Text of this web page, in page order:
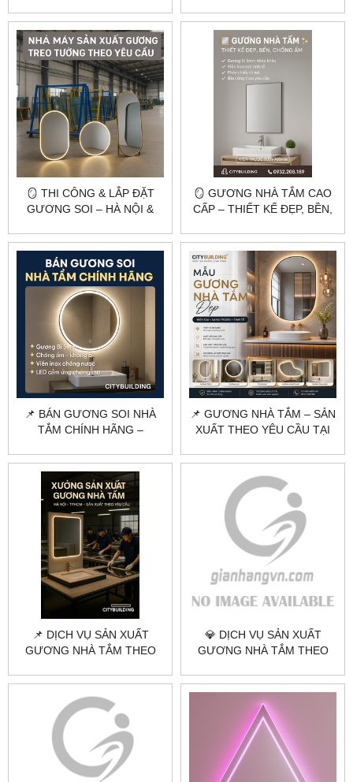
PVD | CITYBUILDING HÀ
NỘI & TP.HCM
CITYBUILDING
🪞 THI CÔNG & LẮP ĐẶT
GƯƠNG SOI – HÀ NỘI &
🪞 GƯƠNG NHÀ TẮM CAO
CẤP – THIẾT KẾ ĐẸP, BỀN,
🛁
📌 BÁN GƯƠNG SOI NHÀ
TẮM CHÍNH HÃNG –
ẨM, GÓC CẠNH CHUẨN
ĐẸP
📌 GƯƠNG NHÀ TẮM – SẢN
XUẤT THEO YÊU CẦU TẠI
📌 DỊCH VỤ SẢN XUẤT
GƯƠNG NHÀ TẮM THEO
TPHCM
💎 DỊCH VỤ SẢN XUẤT
GƯƠNG NHÀ TẮM THEO
TPHCM | CITYBUILDING –
GIÁ TRỊ VĨNH CỬU